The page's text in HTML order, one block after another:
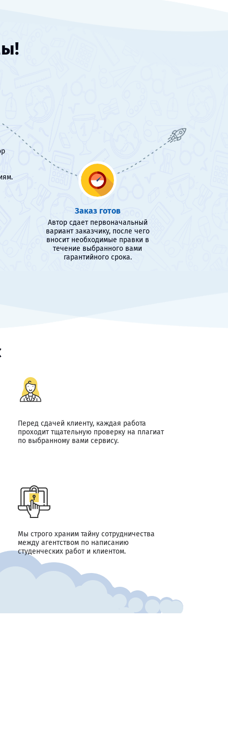
Заказ готов
Автор сдает первоначальный
вариант заказчику, после чего
вносит необходимые правки в
течение выбранного вами
гарантийного срока.
Перед сдачей клиенту, каждая работа
проходит тщательную проверку на плагиат
по выбранному вами сервису.
Мы строго храним тайну сотрудничества
между агентством по написанию
студенческих работ и клиентом.